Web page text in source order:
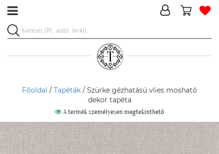
Főoldal / Tapéták / Szürke gézhatású vlies mosható
dekor tapéta
A termék személyesen megtekinthető